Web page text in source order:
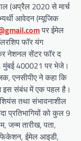
(अप्रैल 2020 से मार्च
आवेदन (म्यूजिक
पर ईमेल
फॉर यंग
नेशनल सेंटर फॉर द
मुंबई 400021 पर भेजे।
एनसीपीए ने कहा कि
इस संबंध में एक पहल है।
तथा संभावनाशील
प्रतिभागियों को कुल 9
जन्म तारीख, पता,
ईमेल आइडी,